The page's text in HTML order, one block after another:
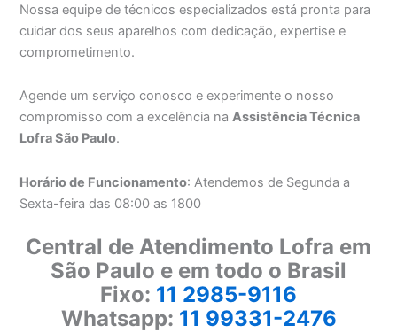
Nossa equipe de técnicos especializados está pronta para
cuidar dos seus aparelhos com dedicação, expertise e
comprometimento.
Agende um serviço conosco e experimente o nosso
compromisso com a excelência naAssistência Técnica
Lofra São Paulo.
Horário de Funcionamento: Atendemos de Segunda a
Sexta-feira das 08:00 as 1800
Central de Atendimento Lofra em
São Paulo e em todo o Brasil
Fixo: 11 2985-9116
Whatsapp: 11 99331-2476